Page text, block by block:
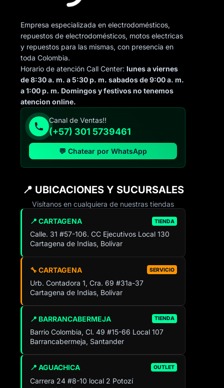
Empresa especializada en electrodomésticos,
repuestos de electrodomésticos, motos electricas
y repuestos para las mismas, con presencia en
toda Colombia.
Horario de atención Call Center:lunes a viernes
de 8:30 a. m. a 5:30 p. m. sabados de 9:00 a. m.
a 1:00 p. m. Domingos y festivos no tenemos
atencion online.
Canal de Ventas!!
(+57) 301 5739461
💬 Chatear por WhatsApp
📍 UBICACIONES Y SUCURSALES
Visítanos en cualquiera de nuestras tiendas
📍 CARTAGENA TIENDA
Calle. 31 #57-106. CC Ejecutivos Local 130
Cartagena de Indias, Bolívar
🔧 CARTAGENA SERVICIO
Urb. Contadora 1, Cra. 69 #31a-37
Cartagena de Indias, Bolívar
📍 BARRANCABERMEJA TIENDA
Barrio Colombia, Cl. 49 #15-66 Local 107
Barrancabermeja, Santander
📍 AGUACHICA OUTLET
Carrera 24 #8-10 local 2 Potozí